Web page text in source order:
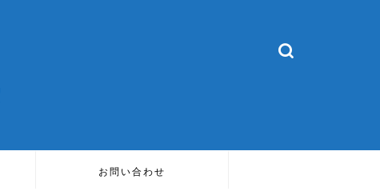
お問い合わせ